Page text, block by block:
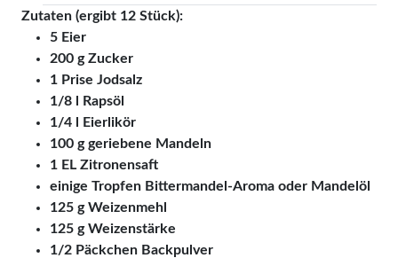
Zutaten (ergibt 12 Stück):
5 Eier
200 g Zucker
1 Prise Jodsalz
1/8 l Rapsöl
1/4 l Eierlikör
100 g geriebene Mandeln
1 EL Zitronensaft
einige Tropfen Bittermandel-Aroma oder Mandelöl
125 g Weizenmehl
125 g Weizenstärke
1/2 Päckchen Backpulver